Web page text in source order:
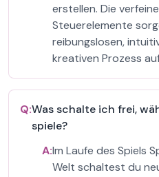
erstellen. Die
Steuerelemente
reibungslosen,
kreativen Prozess
Q:Was schalte ich frei,
spiele?
A:Im Laufe des Spiels
Welt schaltest du